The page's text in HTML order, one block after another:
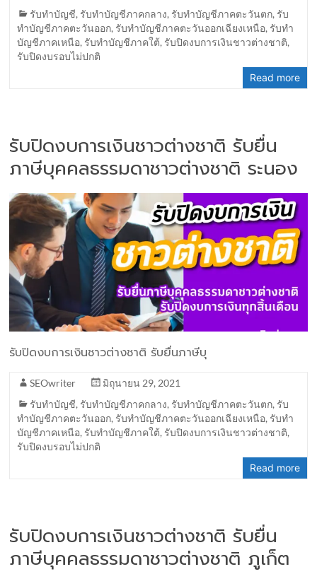
รับทำบัญชี, รับทำบัญชีภาคกลาง, รับทำบัญชีภาคตะวันตก, รับ
ทำบัญชีภาคตะวันออก, รับทำบัญชีภาคตะวันออกเฉียงเหนือ, รับทำ
บัญชีภาคเหนือ, รับทำบัญชีภาคใต้, รับปิดงบการเงินชาวต่างชาติ,
รับปิดงบรอบไม่ปกติ
Read more
รับปิดงบการเงินชาวต่างชาติ รับยื่น
ภาษีบุคคลธรรมดาชาวต่างชาติ ระนอง
รับปิดงบการเงินชาวต่างชาติ รับยื่นภาษีบุ
SEOwriter
มิถุนายน 29, 2021
รับทำบัญชี, รับทำบัญชีภาคกลาง, รับทำบัญชีภาคตะวันตก, รับ
ทำบัญชีภาคตะวันออก, รับทำบัญชีภาคตะวันออกเฉียงเหนือ, รับทำ
บัญชีภาคเหนือ, รับทำบัญชีภาคใต้, รับปิดงบการเงินชาวต่างชาติ,
รับปิดงบรอบไม่ปกติ
Read more
รับปิดงบการเงินชาวต่างชาติ รับยื่น
ภาษีบุคคลธรรมดาชาวต่างชาติ ภูเก็ต